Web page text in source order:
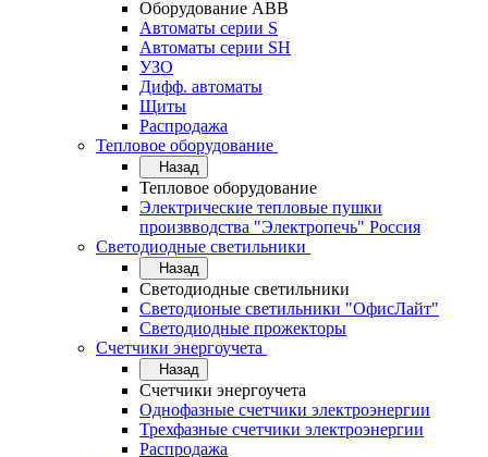
Оборудование АВВ
Автоматы серии S
Автоматы серии SH
УЗО
Дифф. автоматы
Щиты
Распродажа
Тепловое оборудование
Назад
Тепловое оборудование
Электрические тепловые пушки
произвводства "Электропечь" Россия
Светодиодные светильники
Назад
Светодиодные светильники
Светодионые светильники "ОфисЛайт"
Светодиодные прожекторы
Счетчики энергоучета
Назад
Счетчики энергоучета
Однофазные счетчики электроэнергии
Трехфазные счетчики электроэнергии
Распродажа